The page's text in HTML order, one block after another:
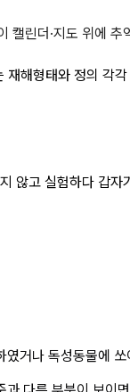
세 페이
캘린더·지도 위에 추
재해형태와 정의 각
않고 실험하다 갑자
였거나 독성동물에